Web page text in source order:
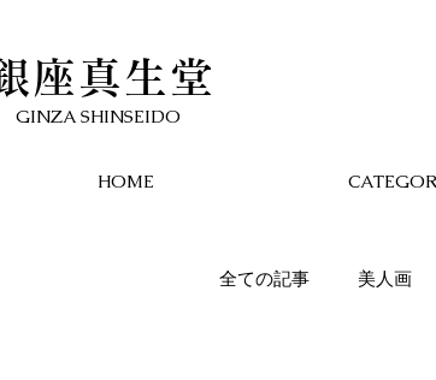
座真生堂
​GINZA SHINSEIDO
HOME
全ての記事 美人画